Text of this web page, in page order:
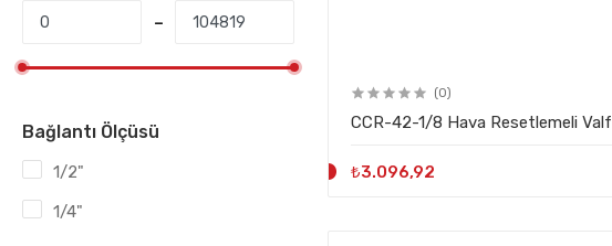
Bağlantı Ölçüsü
1/2"
1/4"
(0)
CCR-42-1/8 Hava Resetlemeli Valf
₺3.096,92